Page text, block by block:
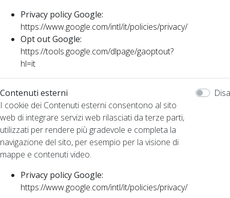
Privacy policy Google:
https://www.google.com/intl/it/policies/privacy/
Opt out Google:
https://tools.google.com/dlpage/gaoptout?
hl=it
Contenuti esterni
I cookie dei Contenuti esterni consentono al sito
web di integrare servizi web rilasciati da terze parti,
utilizzati per rendere più gradevole e completa la
navigazione del sito, per esempio per la visione di
mappe e contenuti video.
Privacy policy Google:
https://www.google.com/intl/it/policies/privacy/